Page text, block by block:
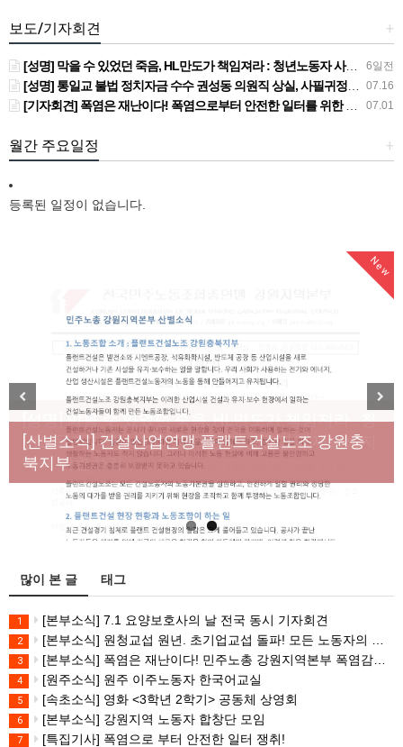
+
보도/기자회견
6일전
[성명] 막을 수 있었던 죽음, HL만도가 책임져라 : 청년노동자 사망사고의 철저한 진상규명과 재발방지 대책 마련하라
07.16
[성명] 통일교 불법 정치자금 수수 권성동 의원직 상실, 사필귀정이다
07.01
[기자회견] 폭염은 재난이다! 폭염으로부터 안전한 일터를 위한 민주노총 강원지역본부 폭염감시단 선포 기자회견
+
월간 주요일정
등록된 일정이 없습니다.
New
[성명] 막을 수 있었던 죽음, HL만도가 책임져라 : 청
년노동자 사망사고의 철저한 진상규명과 재발방지
대책 마련하라
New
[산별소식] 건설산업연맹 플랜트건설노조 강원충
북지부
Previous Next
많이 본 글 태그
1 [본부소식] 7.1 요양보호사의 날 전국 동시 기자회견
2 [본부소식] 원청교섭 원년. 초기업교섭 돌파! 모든 노동자의 노동기본권 쟁취! 민주노총 7.15 총파업대회
3 [본부소식] 폭염은 재난이다! 민주노총 강원지역본부 폭염감시단 선포 기자회견
4 [원주소식] 원주 이주노동자 한국어교실
5 [속초소식] 영화 <3학년 2학기> 공동체 상영회
6 [본부소식] 강원지역 노동자 합창단 모임
7 [특집기사] 폭염으로 부터 안전한 일터 쟁취!